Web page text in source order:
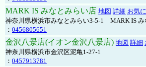
MARK IS みなとみらい店 地図 詳細 お気
神奈川県横浜市みなとみらい3-5-1 MARK IS み
： 0456805651
金沢八景店(イオン金沢八景店) 地図 詳細
神奈川県横浜市金沢区泥亀1-27-1
： 0457913781